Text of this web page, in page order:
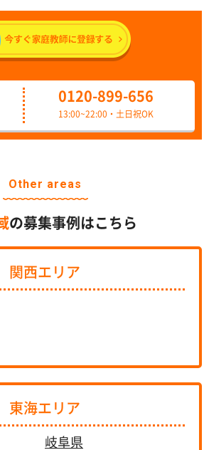
0120-899-656
13:00~22:00・土日祝OK
Other areas
の募集事例はこちら
関西エリア
東海エリア
岐阜県